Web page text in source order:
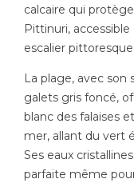
calcaire qui
Pittinuri,
escalier pittoresque.
La plage, avec son
galets gris foncé,
blanc des falaises
mer, allant du vert
Ses eaux
parfaite même